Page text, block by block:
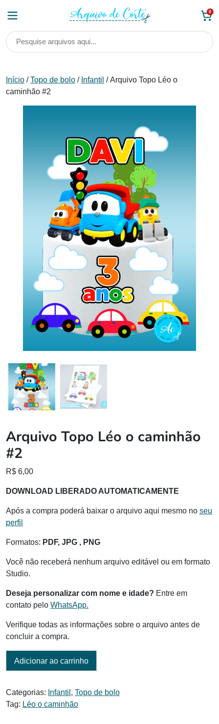
0
Início /Topo de bolo / Infantil / Arquivo Topo Léo o
caminhão #2
Arquivo Topo Léo o caminhão
#2
R$ 6,00
DOWNLOAD LIBERADO AUTOMATICAMENTE
Após a compra poderá baixar o arquivo aqui mesmo no seu
perfil
Formatos: PDF, JPG , PNG
Você não receberá nenhum arquivo editável ou em formato
Studio.
Deseja personalizar com nome e idade? Entre em
contato pelo WhatsApp.
Verifique todas as informações sobre o arquivo antes de
concluir a compra.
Adicionar ao carrinho
Categorias: Infantil , Topo de bolo
Tag: Léo o caminhão